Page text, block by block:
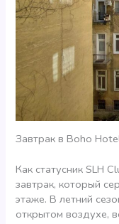
Завтрак в Boho
Как статусник SLH
завтрак, который
этаже. В летний
открытом воздухе,